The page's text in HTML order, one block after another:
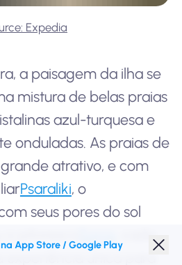
Expedia
a paisagem da ilha se
mistura de belas praias
azul-turquesa e
onduladas. As praias de
atrativo, e com
Psaraliki, o
seus pores do sol
, cada
App Store / Google Play